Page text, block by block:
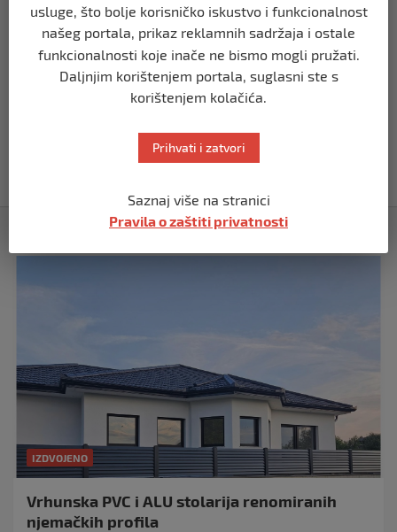
Demantij Federalnog ministarstva
unutrašnjih poslova
prije 5 mjeseci
Akcija SIPA-e: Pretresaju se stambeni i
pomoćni objekti
IZDVOJENO
Vrhunska PVC i ALU stolarija renomiranih
njemačkih profila
usluge, što bolje korisničko iskustvo i funkcionalnost
našeg portala, prikaz reklamnih sadržaja i ostale
funkcionalnosti koje inače ne bismo mogli pružati.
Daljnjim korištenjem portala, suglasni ste s
korištenjem kolačića.
Prihvati i zatvori
Saznaj više na stranici
Pravila o zaštiti privatnosti